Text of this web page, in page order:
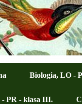
Biologia, LO -
PR - klasa III.